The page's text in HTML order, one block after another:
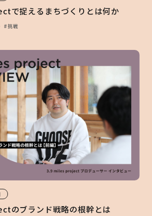
で捉えるまちづくりとは何か
#挑戦
のブランド戦略の根幹とは